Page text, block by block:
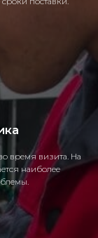
время визита. На
наиболее